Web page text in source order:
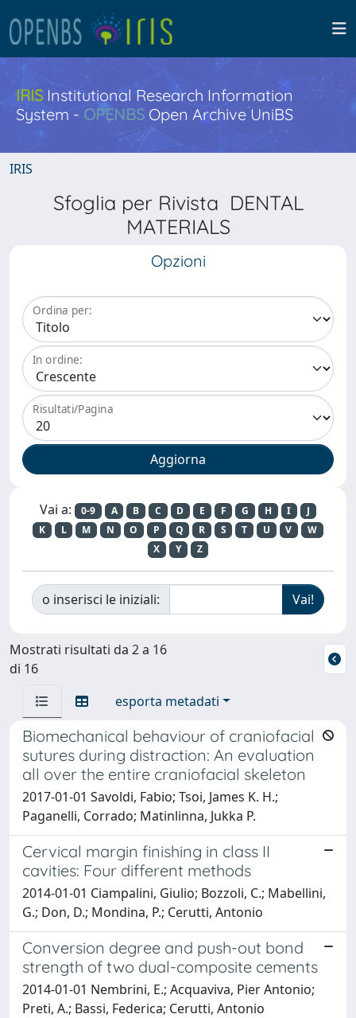
IRISInstitutional Research Information
System - OPENBS Open Archive UniBS
IRIS
Sfoglia per Rivista DENTAL
MATERIALS
Opzioni
Ordina per:
In ordine:
Risultati/Pagina
Vai a: 0-9 A B C D E F G H I
J
K
L M N O P Q R S T U V
W
X
Y Z
o inserisci le iniziali:
Mostrati risultati da 2 a 16
di 16
esporta metadati
Biomechanical behaviour of craniofacial
sutures during distraction: An evaluation
all over the entire craniofacial skeleton
2017-01-01 Savoldi, Fabio; Tsoi, James K. H.;
Paganelli, Corrado; Matinlinna, Jukka P.
Cervical margin finishing in class II
cavities: Four different methods
2014-01-01 Ciampalini, Giulio; Bozzoli, C.; Mabellini,
G.; Don, D.; Mondina, P.; Cerutti, Antonio
Conversion degree and push-out bond
strength of two dual-composite cements
2014-01-01 Nembrini, E.; Acquaviva, Pier Antonio;
Preti, A.; Bassi, Federica; Cerutti, Antonio